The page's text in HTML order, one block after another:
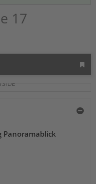
17
Panoramablick